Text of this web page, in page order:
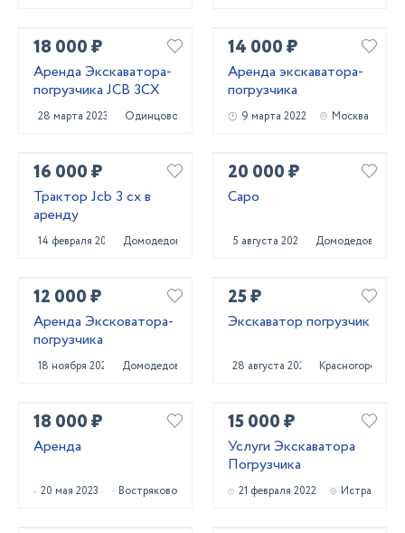
18 000 ₽
Аренда Экскаватора-
погрузчика JCB 3CX
28 марта 2023 Одинцово
14 000 ₽
Аренда экскаватора-
погрузчика
9 марта 2022 Москва
16 000 ₽
Трактор Jcb 3 cx в
аренду
14 февраля 2022 Домодедово
20 000 ₽
Саро
5 августа 2024 Домодедово
12 000 ₽
Аренда Эксковатора-
погрузчика
18 ноября 2020 Домодедово
25 ₽
Экскаватор погрузчик
28 августа 2024 Красногорск
18 000 ₽
Аренда
20 мая 2023 Востряково
15 000 ₽
Услуги Экскаватора
Погрузчика
21 февраля 2022 Истра